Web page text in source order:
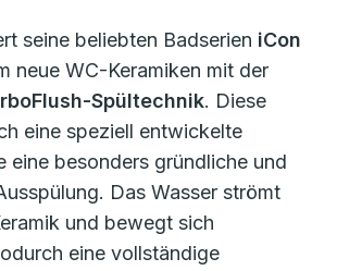
seine beliebten Badserien iCon
neue WC-Keramiken mit der
Spültechnik. Diese
eine speziell entwickelte
eine besonders gründliche und
Das Wasser strömt
und bewegt sich
eine vollständige